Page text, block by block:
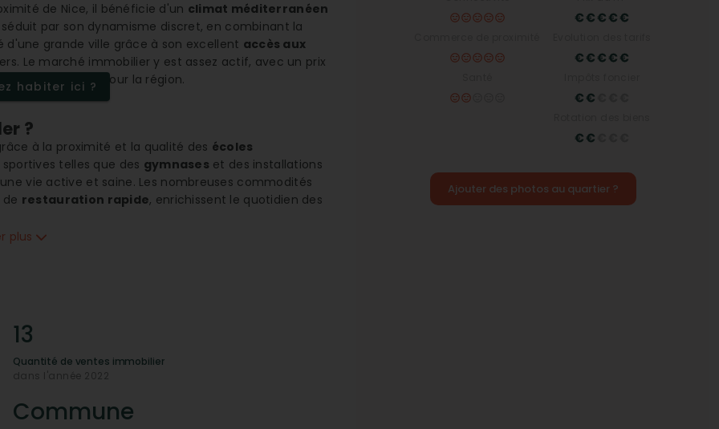
de Nice, il bénéficie d'un climat méditerranéen
par son dynamisme discret, en combinant la
grande ville grâce à son excellent accès aux
Le marché immobilier y est assez actif, avec un prix
grandissant pour la région.
habiter ici ?
?
à la proximité et la qualité des écoles
telles que des gymnases et des installations
vie active et saine. Les nombreuses commodités
restauration rapide, enrichissent le quotidien des
quotidien facilité
remarquable des services médicaux
une prise en charge de qualité. Les infrastructures
prennent en charge les besoins spécifiques de la
plus
13
Quantité de ventes immobilier
dans l'année 2022
Commune
Ajouter des photos au quartier ?